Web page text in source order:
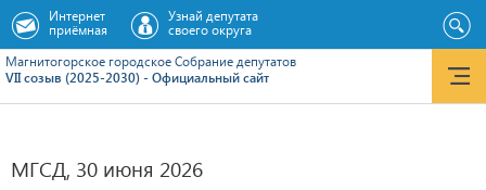
Магнитогорское городское Cобрание депутатов
VII созыв (2025-2030) - Официальный сайт
Интернет
приёмная
Узнай депутата
своего округа
МГСД, 30 июня 2026